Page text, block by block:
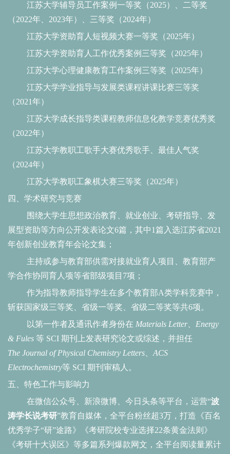
江苏大学辅导员工作案例一等奖（2025）、二等奖
（2022年、2023年）、三等奖（2024年）
江苏大学资助育人短视频大赛一等奖（2025年）
江苏大学资助育人工作优秀案例三等奖（2025年）
江苏大学心理健康教育工作案例三等奖（2025年）
江苏大学学业指导与发展类课程讲课比赛三等奖
（2021年）
江苏大学成长指导类课程教师信息化教学竞赛优秀奖
（2022年）
江苏大学教职工歌手大赛优秀歌手、最佳人气奖
（2024年）
江苏大学教职工象棋大赛三等奖（2025年）
四、学术研究与竞赛
围绕大学生思想政治教育、就业创业、考研指导、发
展型资助等方向公开发表论文6篇，其中1篇入选江苏省2021
年创新创业教育年会论文集；
主持或参与教育部供需对接就业育人项目、教育部产
学合作协同育人项等省部级项目 7项；
作为指导教师指导学生在多个教育部A类学科竞赛中，
斩获国家级三等奖、省级一等奖、省级二等奖等共6项。
以第一作者及通讯作者身份在 Materials Letter
Energy
& Fules 等 SCI 期刊上发表研究论文或综述，并担任
The Journal of Physical Chemistry Letters
ACS
Electrochemistry等 SCI 期刊审稿人。
五、特色工作与影响力
在微信公众号、新浪微博、今日头条等平台，运营“波
涛学长说考研”教育自媒体，全平台粉丝超3万，打造《百名
优秀学子“研”途路》《考研院校专业选择22条黄金法则》
《考研十大误区》等多篇系列爆款网文，全平台阅读量累计